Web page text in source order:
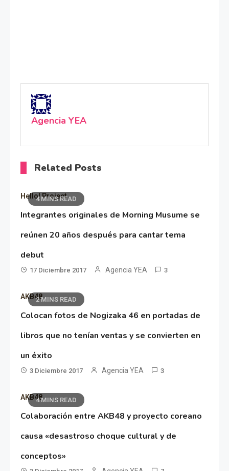
Agencia YEA
Related Posts
4 MINS READ
Hello! Project
Integrantes originales de Morning Musume se
reúnen 20 años después para cantar tema
debut
17 Diciembre 2017 Agencia YEA 3
2 MINS READ
AKB48
Colocan fotos de Nogizaka 46 en portadas de
libros que no tenían ventas y se convierten en
un éxito
3 Diciembre 2017 Agencia YEA 3
4 MINS READ
AKB48
Colaboración entre AKB48 y proyecto coreano
causa «desastroso choque cultural y de
conceptos»